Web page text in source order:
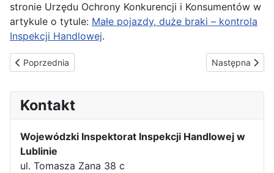
stronie Urzędu Ochrony Konkurencji i Konsumentów w
artykule o tytule: Małe pojazdy, duże braki – kontrola
Inspekcji Handlowej.
Poprzednia strona: Dzień Dziecka – kontrola Inspekcji Handlowej
Poprzednia Następna
Następna
Kontakt
Wojewódzki Inspektorat Inspekcji Handlowej w
Lublinie
ul. Tomasza Zana 38 c